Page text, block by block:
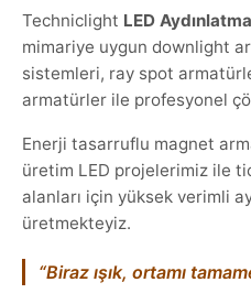
Techniclight LED Aydınlatma
mimariye uygun downlight
sistemleri, ray spot
armatürler ile profesyonel
Enerji tasarruflu magnet
üretim LED projelerimiz ile
alanları için yüksek verimli
üretmekteyiz.
“Biraz ışık, ortamı